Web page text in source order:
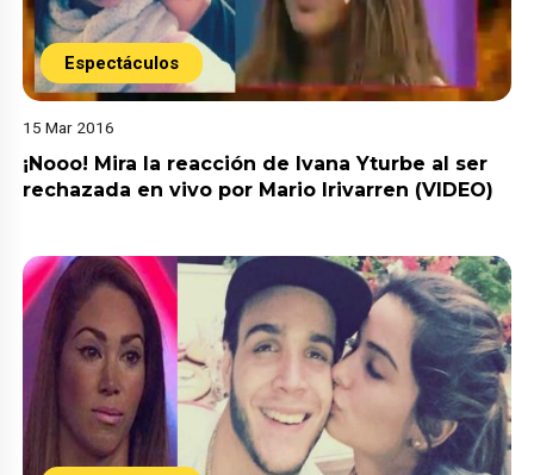
Espectáculos
15 Mar 2016
¡Nooo! Mira la reacción de Ivana Yturbe al ser
rechazada en vivo por Mario Irivarren (VIDEO)